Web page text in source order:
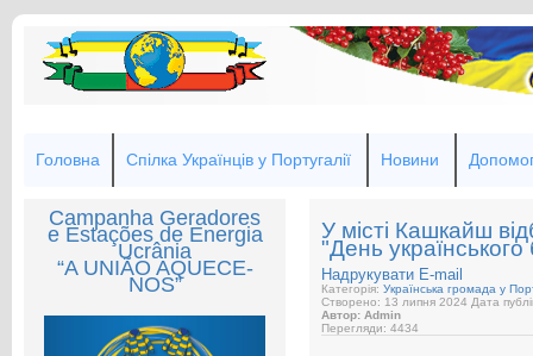
Головна Спілка Українців у Португалії Новини
Campanha Geradores
e Estações de Energia
Ucrânia
“A UNIÃO AQUECE-
NOS”
У місті Кашкайш
"День
Надрукувати E-mail
Категорія: Українська громада у
Створено: 13 липня 2024 Дата
Автор: Admin
Перегляди: 4434